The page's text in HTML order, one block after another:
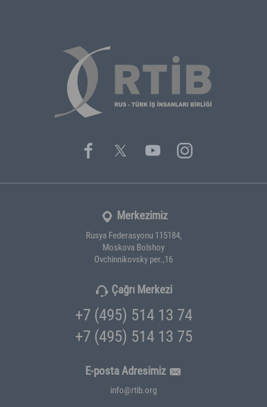
Merkezimiz
Rusya Federasyonu 115184,
Moskova Bolshoy
Ovchinnikovsky per.,16
Çağrı Merkezi
+7 (495) 514 13 74
+7 (495) 514 13 75
E-posta Adresimiz
info@rtib.org